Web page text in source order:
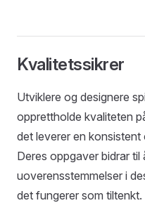
Kvalitetssikrer
Utviklere og designere
opprettholde kvaliteten
det leverer en
Deres oppgaver bidrar til
uoverensstemmelser i
det fungerer som tiltenkt.